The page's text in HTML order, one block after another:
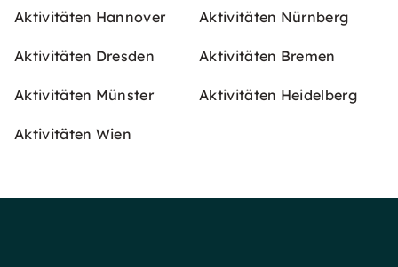
Aktivitäten Hannover Aktivitäten Nürnberg
Aktivitäten Dresden Aktivitäten Bremen
Aktivitäten Münster Aktivitäten Heidelberg
Aktivitäten Wien